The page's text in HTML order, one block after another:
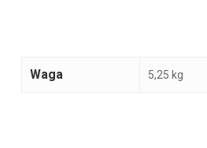
Waga 5,25 kg